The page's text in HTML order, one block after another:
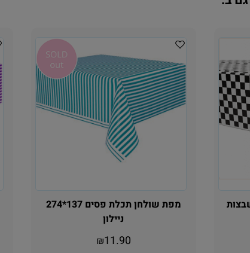
משבצות מפת שולחן תכלת פסים 137*274
ניילון
₪ 11.90